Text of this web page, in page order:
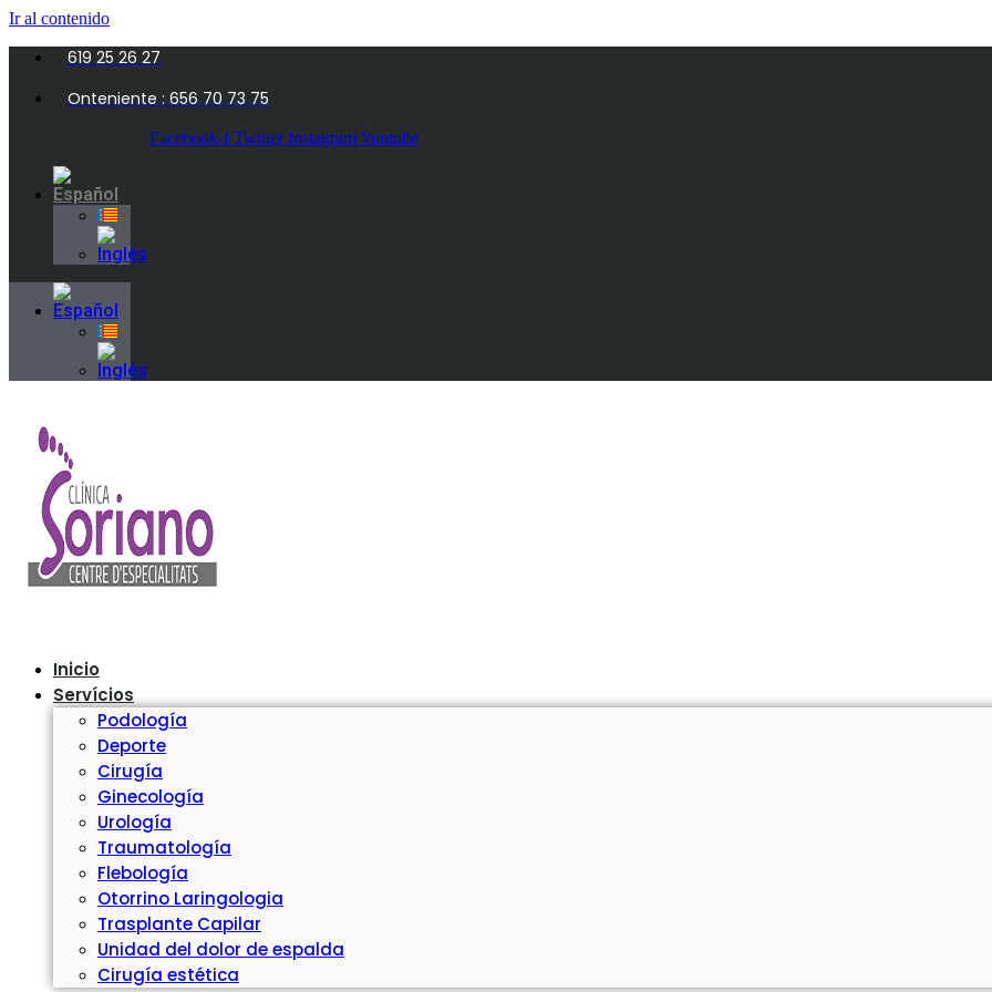
Ir al contenido
619 25 26 27
Onteniente : 656 70 73 75
Facebook-f Twitter Instagram Youtube
Inicio
Servícios
Podología
Deporte
Cirugía
Ginecología
Urología
Traumatología
Flebología
Otorrino Laringologia
Trasplante Capilar
Unidad del dolor de espalda
Cirugía estética